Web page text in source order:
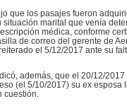
que los pasajes fueron
situación marital que venía
médica, conforme
de correo del gerente de
el 5/12/2017 ante su
además, que el 20/12/
(el 5/10/2017) su ex esposa
cuestión.